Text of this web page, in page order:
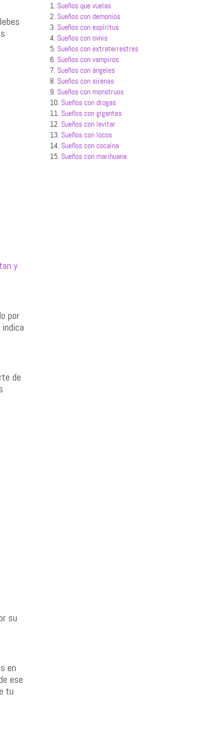
y
por
de
su
en
ese
tu
1. Sueños que vuelas
2. Sueños con demonios
3. Sueños con espíritus
4. Sueños con ovnis
5. Sueños con extraterrestres
6. Sueños con vampiros
7. Sueños con ángeles
8. Sueños con sirenas
9. Sueños con monstruos
10. Sueños con drogas
11. Sueños con gigantes
12. Sueños con levitar
13. Sueños con locos
14. Sueños con cocaína
15. Sueños con marihuana